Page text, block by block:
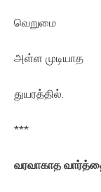
வெறுமை
அள்ள முடியாத
துயரத்தில்.
***
வரவாகாத